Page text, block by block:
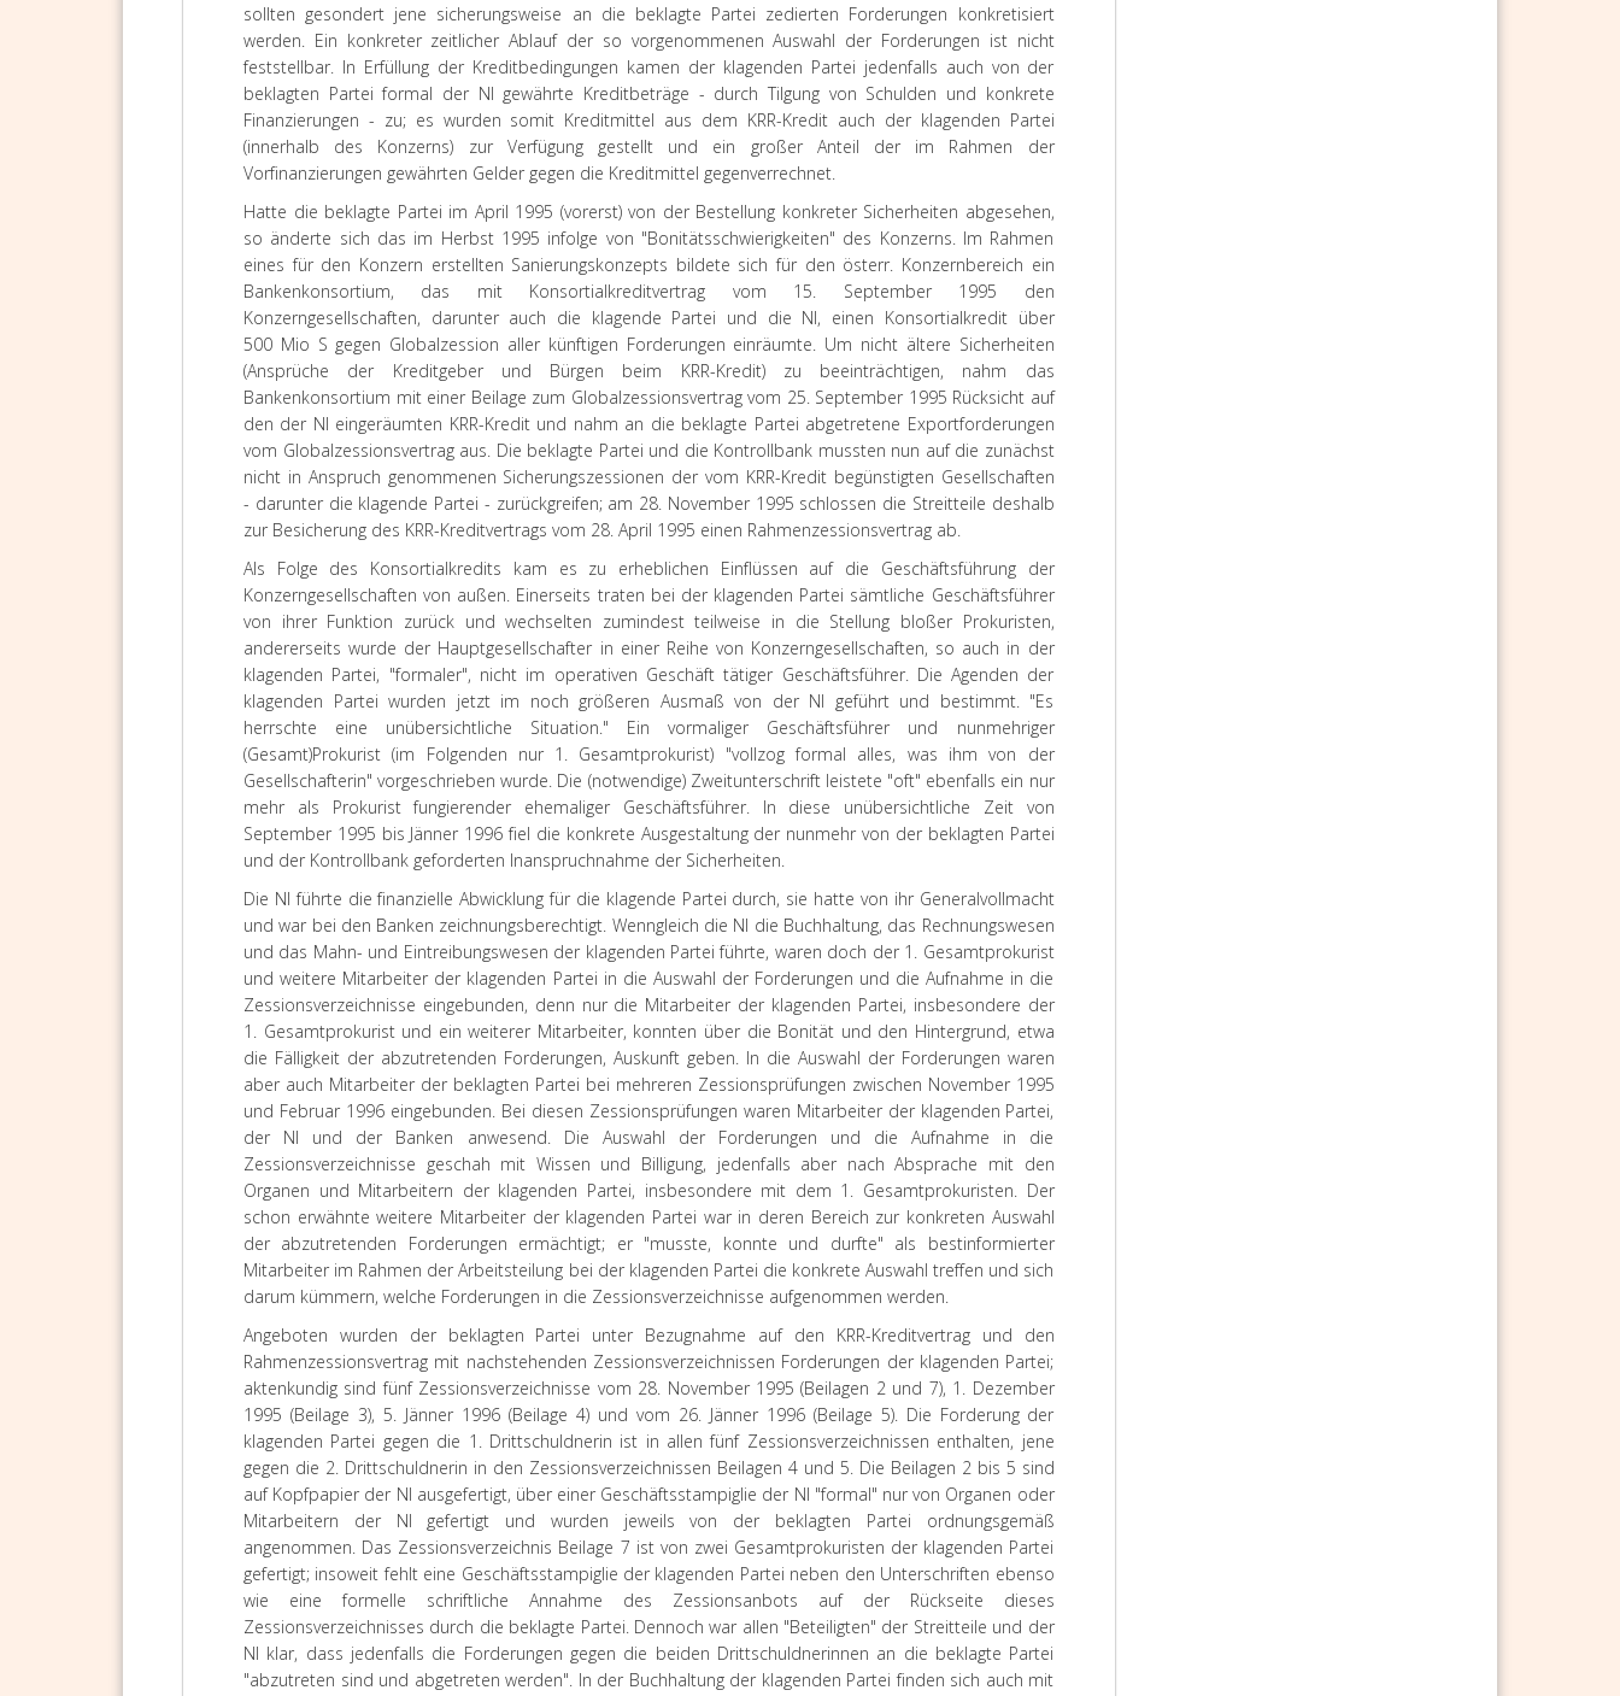
sollten gesondert jene sicherungsweise an die beklagte Partei zedierten Forderungen konkretisiert
werden. Ein konkreter zeitlicher Ablauf der so vorgenommenen Auswahl der Forderungen ist nicht
feststellbar. In Erfüllung der Kreditbedingungen kamen der klagenden Partei jedenfalls auch von der
beklagten Partei formal der NI gewährte Kreditbeträge - durch Tilgung von Schulden und konkrete
Finanzierungen - zu; es wurden somit Kreditmittel aus dem KRR-Kredit auch der klagenden Partei
(innerhalb des Konzerns) zur Verfügung gestellt und ein großer Anteil der im Rahmen der
Vorfinanzierungen gewährten Gelder gegen die Kreditmittel gegenverrechnet.
Hatte die beklagte Partei im April 1995 (vorerst) von der Bestellung konkreter Sicherheiten abgesehen,
so änderte sich das im Herbst 1995 infolge von "Bonitätsschwierigkeiten" des Konzerns. Im Rahmen
eines für den Konzern erstellten Sanierungskonzepts bildete sich für den österr. Konzernbereich ein
Bankenkonsortium, das mit Konsortialkreditvertrag vom 15. September 1995 den
Konzerngesellschaften, darunter auch die klagende Partei und die NI, einen Konsortialkredit über
500 Mio S gegen Globalzession aller künftigen Forderungen einräumte. Um nicht ältere Sicherheiten
(Ansprüche der Kreditgeber und Bürgen beim KRR-Kredit) zu beeinträchtigen, nahm das
Bankenkonsortium mit einer Beilage zum Globalzessionsvertrag vom 25. September 1995 Rücksicht auf
den der NI eingeräumten KRR-Kredit und nahm an die beklagte Partei abgetretene Exportforderungen
vom Globalzessionsvertrag aus. Die beklagte Partei und die Kontrollbank mussten nun auf die zunächst
nicht in Anspruch genommenen Sicherungszessionen der vom KRR-Kredit begünstigten Gesellschaften
- darunter die klagende Partei - zurückgreifen; am 28. November 1995 schlossen die Streitteile deshalb
zur Besicherung des KRR-Kreditvertrags vom 28. April 1995 einen Rahmenzessionsvertrag ab.
Als Folge des Konsortialkredits kam es zu erheblichen Einflüssen auf die Geschäftsführung der
Konzerngesellschaften von außen. Einerseits traten bei der klagenden Partei sämtliche Geschäftsführer
von ihrer Funktion zurück und wechselten zumindest teilweise in die Stellung bloßer Prokuristen,
andererseits wurde der Hauptgesellschafter in einer Reihe von Konzerngesellschaften, so auch in der
klagenden Partei, "formaler", nicht im operativen Geschäft tätiger Geschäftsführer. Die Agenden der
klagenden Partei wurden jetzt im noch größeren Ausmaß von der NI geführt und bestimmt. "Es
herrschte eine unübersichtliche Situation." Ein vormaliger Geschäftsführer und nunmehriger
(Gesamt)Prokurist (im Folgenden nur 1. Gesamtprokurist) "vollzog formal alles, was ihm von der
Gesellschafterin" vorgeschrieben wurde. Die (notwendige) Zweitunterschrift leistete "oft" ebenfalls ein nur
mehr als Prokurist fungierender ehemaliger Geschäftsführer. In diese unübersichtliche Zeit von
September 1995 bis Jänner 1996 fiel die konkrete Ausgestaltung der nunmehr von der beklagten Partei
und der Kontrollbank geforderten Inanspruchnahme der Sicherheiten.
Die NI führte die finanzielle Abwicklung für die klagende Partei durch, sie hatte von ihr Generalvollmacht
und war bei den Banken zeichnungsberechtigt. Wenngleich die NI die Buchhaltung, das Rechnungswesen
und das Mahn- und Eintreibungswesen der klagenden Partei führte, waren doch der 1. Gesamtprokurist
und weitere Mitarbeiter der klagenden Partei in die Auswahl der Forderungen und die Aufnahme in die
Zessionsverzeichnisse eingebunden, denn nur die Mitarbeiter der klagenden Partei, insbesondere der
1. Gesamtprokurist und ein weiterer Mitarbeiter, konnten über die Bonität und den Hintergrund, etwa
die Fälligkeit der abzutretenden Forderungen, Auskunft geben. In die Auswahl der Forderungen waren
aber auch Mitarbeiter der beklagten Partei bei mehreren Zessionsprüfungen zwischen November 1995
und Februar 1996 eingebunden. Bei diesen Zessionsprüfungen waren Mitarbeiter der klagenden Partei,
der NI und der Banken anwesend. Die Auswahl der Forderungen und die Aufnahme in die
Zessionsverzeichnisse geschah mit Wissen und Billigung, jedenfalls aber nach Absprache mit den
Organen und Mitarbeitern der klagenden Partei, insbesondere mit dem 1. Gesamtprokuristen. Der
schon erwähnte weitere Mitarbeiter der klagenden Partei war in deren Bereich zur konkreten Auswahl
der abzutretenden Forderungen ermächtigt; er "musste, konnte und durfte" als bestinformierter
Mitarbeiter im Rahmen der Arbeitsteilung bei der klagenden Partei die konkrete Auswahl treffen und sich
darum kümmern, welche Forderungen in die Zessionsverzeichnisse aufgenommen werden.
Angeboten wurden der beklagten Partei unter Bezugnahme auf den KRR-Kreditvertrag und den
Rahmenzessionsvertrag mit nachstehenden Zessionsverzeichnissen Forderungen der klagenden Partei;
aktenkundig sind fünf Zessionsverzeichnisse vom 28. November 1995 (Beilagen 2 und 7), 1. Dezember
1995 (Beilage 3), 5. Jänner 1996 (Beilage 4) und vom 26. Jänner 1996 (Beilage 5). Die Forderung der
klagenden Partei gegen die 1. Drittschuldnerin ist in allen fünf Zessionsverzeichnissen enthalten, jene
gegen die 2. Drittschuldnerin in den Zessionsverzeichnissen Beilagen 4 und 5. Die Beilagen 2 bis 5 sind
auf Kopfpapier der NI ausgefertigt, über einer Geschäftsstampiglie der NI "formal" nur von Organen oder
Mitarbeitern der NI gefertigt und wurden jeweils von der beklagten Partei ordnungsgemäß
angenommen. Das Zessionsverzeichnis Beilage 7 ist von zwei Gesamtprokuristen der klagenden Partei
gefertigt; insoweit fehlt eine Geschäftsstampiglie der klagenden Partei neben den Unterschriften ebenso
wie eine formelle schriftliche Annahme des Zessionsanbots auf der Rückseite dieses
Zessionsverzeichnisses durch die beklagte Partei. Dennoch war allen "Beteiligten" der Streitteile und der
NI klar, dass jedenfalls die Forderungen gegen die beiden Drittschuldnerinnen an die beklagte Partei
"abzutreten sind und abgetreten werden". In der Buchhaltung der klagenden Partei finden sich auch mit